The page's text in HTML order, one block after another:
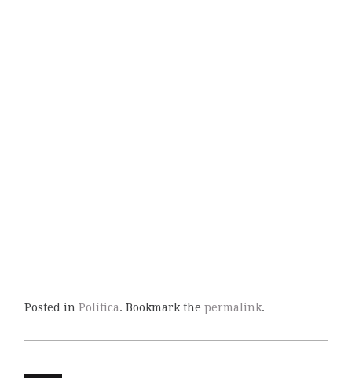
Posted in Política. Bookmark the permalink.